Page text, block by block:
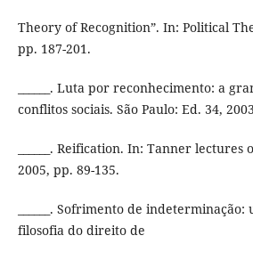
Theory of Recognition”. In: Political
pp. 187-201.
______. Luta por reconhecimento: a
conflitos sociais. São Paulo: Ed. 34,
______. Reification. In: Tanner
2005, pp. 89-135.
______. Sofrimento de
filosofia do direito de